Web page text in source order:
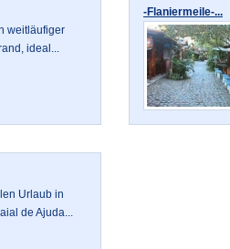
weitläufiger
ideal...
-Flaniermeile-...
Urlaub in
de Ajuda...